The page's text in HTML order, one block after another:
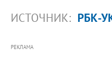
ИСТОЧНИК: РБК-
РЕКЛАМА